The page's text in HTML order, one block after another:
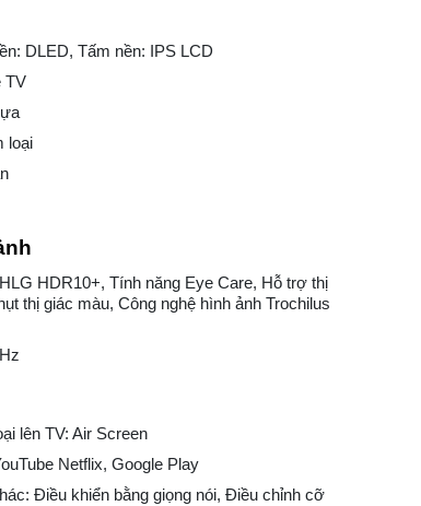
DLED, Tấm nền: IPS LCD
TV
loại
HDR10+, Tính năng Eye Care, Hỗ trợ thị
thị giác màu, Công nghệ hình ảnh Trochilus
lên TV: Air Screen
Netflix, Google Play
Điều khiển bằng giọng nói, Điều chỉnh cỡ